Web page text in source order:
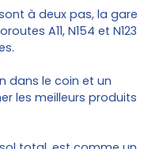
à deux pas, la gare
A11, N154 et N123
dans le coin et un
les meilleurs produits